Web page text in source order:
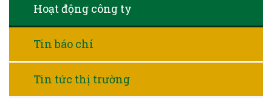
Hoạt động công ty
Tin báo chí
Tin tức thị trường